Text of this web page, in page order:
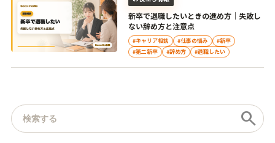
新卒で退職したいときの進め方｜失敗し
ない辞め方と注意点
#キャリア相談 #仕事の悩み
#新卒
#第二新卒
#辞め方 #退職したい
記事を検索 search